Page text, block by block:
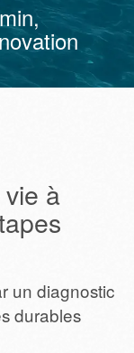
à
un diagnostic
durables